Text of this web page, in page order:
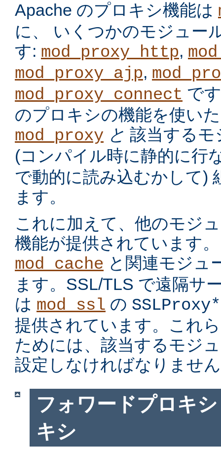
Apache のプロキシ機能は
に、 いくつかのモジュー
す: mod_proxy_http,
mod_proxy_ajp,
mod_proxy_connect で
のプロキシの機能を使い
mod_proxy と 該当するモ
(コンパイル時に静的に行
で動的に読み込むかして)
ます。
これに加えて、他のモジ
機能が提供されています
mod_cache と関連モジュ
ます。SSL/TLS で遠隔サ
は mod_ssl の SSLProxy*
提供されています。これ
ためには、該当するモジ
設定しなければなりませ
フォワードプロキ
キシ